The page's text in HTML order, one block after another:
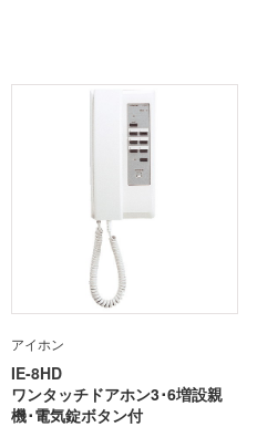
アイホン
IE-8HD
ワンタッチドアホン3･6増設親
機･電気錠ボタン付